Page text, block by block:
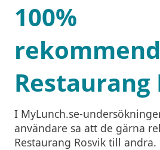
100%
Restaurang
I MyLunch.se-
användare sa att de gärna
Restaurang Rosvik till andra.